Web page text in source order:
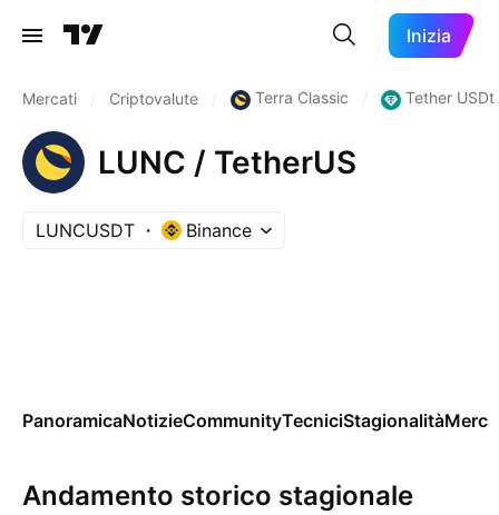
Inizia
Mercati Criptovalute Terra Classic Tether USDt
LUNC / TetherUS
LUNCUSDT Binance
PanoramicaNotizieCommunityTecniciStagionalità
Andamento storico stagionale